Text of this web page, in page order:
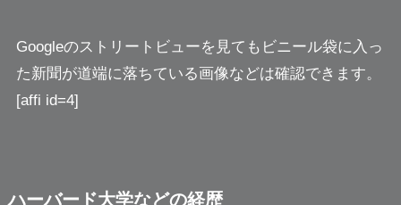
Googleのストリートビューを見てもビニール袋に入っ
た新聞が道端に落ちている画像などは確認できます。
[affi id=4]
ハーバード大学などの経歴